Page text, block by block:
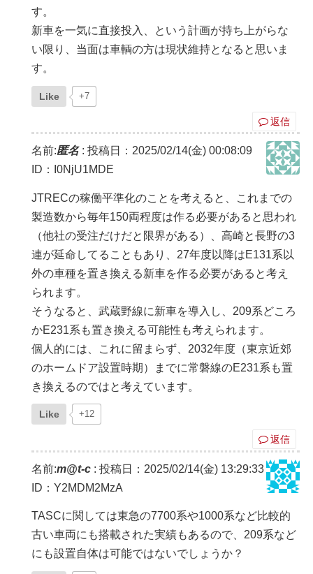
す。
新車を一気に直接投入、という計画が持ち上がらな
い限り、当面は車輌の方は現状維持となると思いま
す。
Like +7
返信
名前:匿名: 投稿日：2025/02/14(金) 00:08:09
ID：I0NjU1MDE
JTRECの稼働平準化のことを考えると、これまでの
製造数から毎年150両程度は作る必要があると思われ
（他社の受注だけだと限界がある）、高崎と長野の3
連が延命してることもあり、27年度以降はE131系以
外の車種を置き換える新車を作る必要があると考え
られます。
そうなると、武蔵野線に新車を導入し、209系どころ
かE231系も置き換える可能性も考えられます。
個人的には、これに留まらず、2032年度（東京近郊
のホームドア設置時期）までに常磐線のE231系も置
き換えるのではと考えています。
Like +12
返信
名前:m@t-c : 投稿日：2025/02/14(金) 13:29:33
ID：Y2MDM2MzA
TASCに関しては東急の7700系や1000系など比較的
古い車両にも搭載された実績もあるので、209系など
にも設置自体は可能ではないでしょうか？